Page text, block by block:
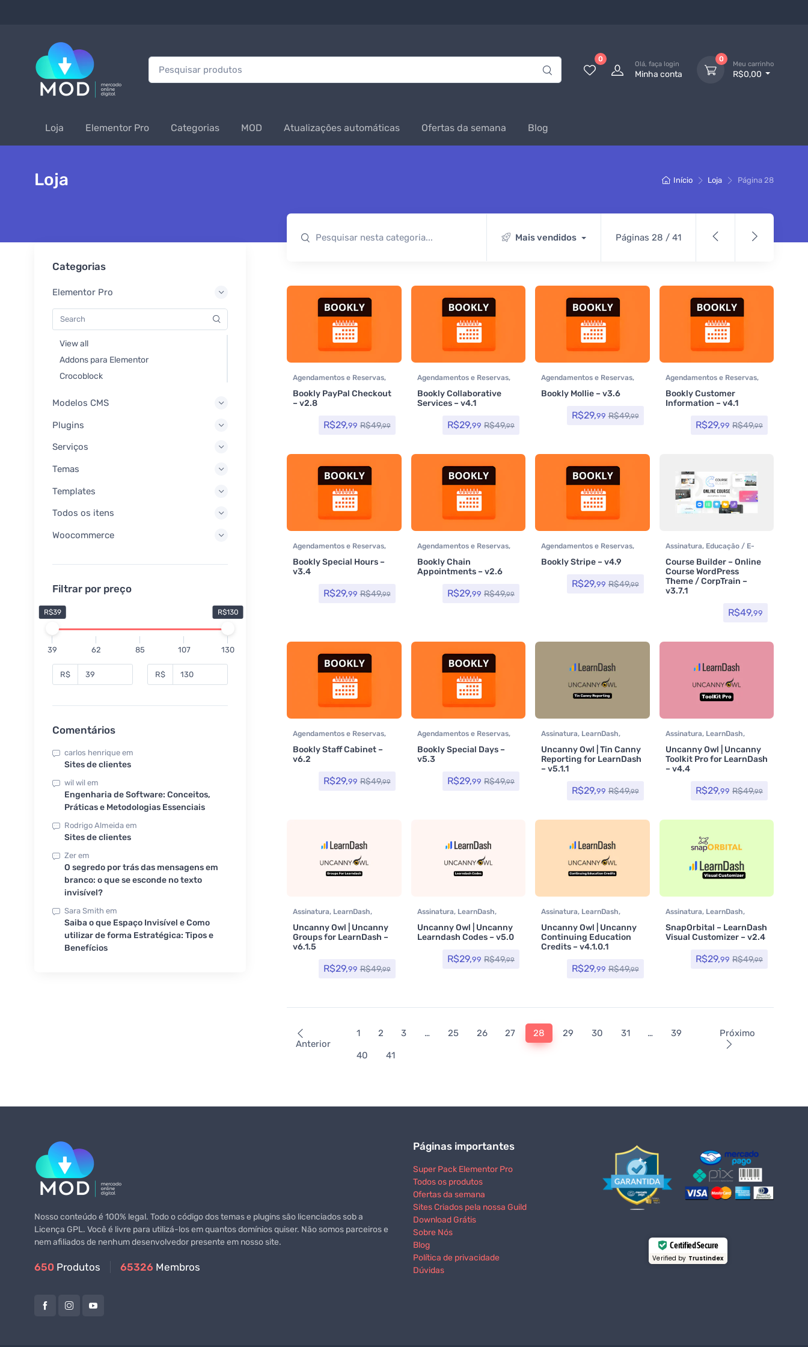
Procurar: 0
Olá, faça login
Minha conta
0
Meu carrinho
R$0,00
Loja Elementor Pro Categorias MOD Atualizações automáticas Ofertas da semana Blog
Início Loja Página 28
Loja
Mais vendidos Páginas 28 / 41
Agendamentos e Reservas,
Plugins
Bookly PayPal Checkout
– v2.8
R$29,99 R$49,99
Agendamentos e Reservas,
Plugins
Bookly Collaborative
Services – v4.1
R$29,99 R$49,99
Agendamentos e Reservas,
Plugins
Bookly Mollie – v3.6
R$29,99 R$49,99
Agendamentos e Reservas,
Plugins
Bookly Customer
Information – v4.1
R$29,99 R$49,99
Agendamentos e Reservas,
Plugins
Bookly Special Hours –
v3.4
R$29,99 R$49,99
Agendamentos e Reservas,
Plugins
Bookly Chain
Appointments – v2.6
R$29,99 R$49,99
Agendamentos e Reservas,
Plugins
Bookly Stripe – v4.9
R$29,99 R$49,99
Assinatura, Educação / E-
learning
Temas
Themeforest
Course Builder – Online
Course WordPress
Theme / CorpTrain –
v3.7.1
R$49,99
Agendamentos e Reservas,
Bookly Staff Cabinet –
v6.2
R$29,99 R$49,99
Agendamentos e Reservas,
Bookly Special Days –
v5.3
R$29,99 R$49,99
Assinatura, LearnDash,
Uncanny Owl | Tin Canny
Reporting for LearnDash
– v5.1.1
R$29,99 R$49,99
Assinatura, LearnDash,
Uncanny Owl | Uncanny
Toolkit Pro for LearnDash
– v4.4
R$29,99 R$49,99
Assinatura, LearnDash,
Uncanny Owl | Uncanny
Groups for LearnDash –
v6.1.5
R$29,99 R$49,99
Assinatura, LearnDash,
Uncanny Owl | Uncanny
Learndash Codes – v5.0
R$29,99 R$49,99
Assinatura, LearnDash,
Uncanny Owl | Uncanny
Continuing Education
Credits – v4.1.0.1
R$29,99 R$49,99
Assinatura, LearnDash,
SnapOrbital – LearnDash
Visual Customizer – v2.4
R$29,99 R$49,99
Anterior
1 2 3 … 25 26 27 28 29 30 31 … 39
40 41
Próximo
Categorias
Elementor Pro
View all
Addons para Elementor
Crocoblock
Modelos CMS
Plugins
Serviços
Temas
Templates
Todos os itens
Woocommerce
Filtrar por preço
R$39 R$130
39 62 85 107 130
R$ R$
Comentários
carlos henrique em
Sites de clientes
wil wil em
Engenharia de Software: Conceitos,
Práticas e Metodologias Essenciais
Rodrigo Almeida em
Sites de clientes
Zer em
O segredo por trás das mensagens em
branco: o que se esconde no texto
invisível?
Sara Smith em
Saiba o que Espaço Invisível e Como
utilizar de forma Estratégica: Tipos e
Benefícios
Nosso conteúdo é 100% legal. Todo o código dos temas e plugins são licenciados sob a
Licença GPL. Você é livre para utilizá-los em quantos domínios quiser. Não somos parceiros e
nem afiliados de nenhum desenvolvedor presente em nosso site.
650 Produtos 65326 Membros
Páginas importantes
Super Pack Elementor Pro
Todos os produtos
Ofertas da semana
Sites Criados pela nossa Guild
Download Grátis
Sobre Nós
Blog
Política de privacidade
Dúvidas
Certified Secure
Verified by Trustindex